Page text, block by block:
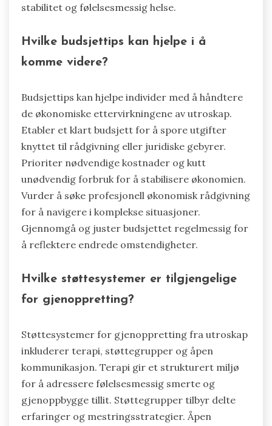
stabilitet og følelsesmessig helse.
Hvilke budsjettips kan hjelpe i å
komme videre?
Budsjettips kan hjelpe individer med å håndtere
de økonomiske ettervirkningene av utroskap.
Etabler et klart budsjett for å spore utgifter
knyttet til rådgivning eller juridiske gebyrer.
Prioriter nødvendige kostnader og kutt
unødvendig forbruk for å stabilisere økonomien.
Vurder å søke profesjonell økonomisk rådgivning
for å navigere i komplekse situasjoner.
Gjennomgå og juster budsjettet regelmessig for
å reflektere endrede omstendigheter.
Hvilke støttesystemer er tilgjengelige
for gjenoppretting?
Støttesystemer for gjenoppretting fra utroskap
inkluderer terapi, støttegrupper og åpen
kommunikasjon. Terapi gir et strukturert miljø
for å adressere følelsesmessig smerte og
gjenoppbygge tillit. Støttegrupper tilbyr delte
erfaringer og mestringsstrategier. Åpen